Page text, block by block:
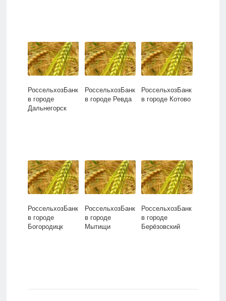
РоссельхозБанк
в городе
Дальнегорск
РоссельхозБанк
в городе Ревда
РоссельхозБанк
в городе Котово
РоссельхозБанк
в городе
Богородицк
РоссельхозБанк
в городе
Мытищи
РоссельхозБанк
в городе
Берёзовский